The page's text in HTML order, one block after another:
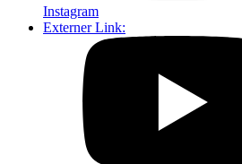
Instagram
Externer Link: